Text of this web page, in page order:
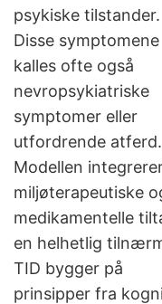
psykiske tilstander.
Disse symptomene
kalles ofte også
nevropsykiatriske
symptomer eller
utfordrende atferd.
Modellen
miljøterapeutiske
medikamentelle
en helhetlig
TID bygger på
prinsipper fra